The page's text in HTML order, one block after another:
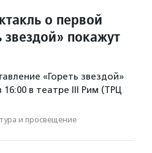
о первой
покажут
«Гореть звездой»
16:00 в театре III Рим (ТРЦ
и просвещение